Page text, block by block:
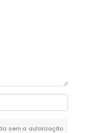
sem a autorização